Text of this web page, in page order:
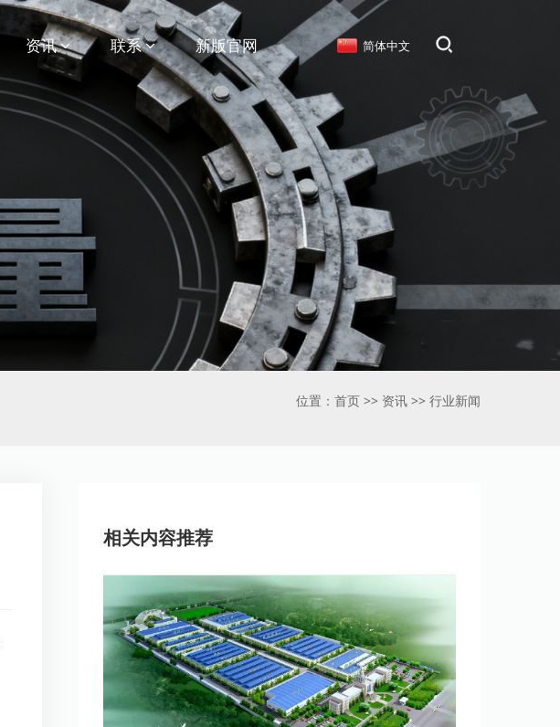
资讯 联系 新版官网 简体中文
位置： 首页 >> 资讯 >> 行业新闻
相关内容推荐